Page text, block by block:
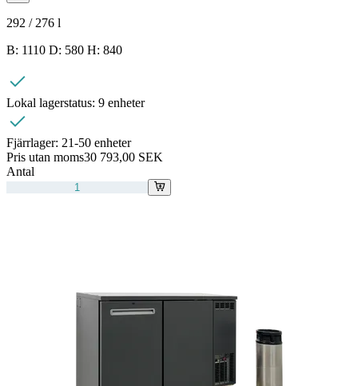
292 / 276 l
B: 1110 D: 580 H: 840
Lokal lagerstatus: 9 enheter
Fjärrlager: 21-50 enheter
Pris utan moms30 793,00 SEK
Antal